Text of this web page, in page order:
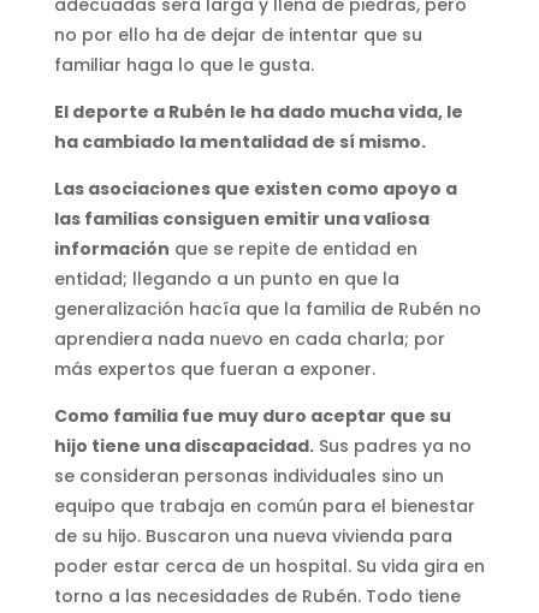
adecuadas será larga y llena de piedras, pero
no por ello ha de dejar de intentar que su
familiar haga lo que le gusta.
El deporte a Rubén le ha dado mucha vida, le
ha cambiado la mentalidad de sí mismo.
Las asociaciones que existen como apoyo a
las familias consiguen emitir una valiosa
información que se repite de entidad en
entidad; llegando a un punto en que la
generalización hacía que la familia de Rubén no
aprendiera nada nuevo en cada charla; por
más expertos que fueran a exponer.
Como familia fue muy duro aceptar que su
hijo tiene una discapacidad.Sus padres ya no
se consideran personas individuales sino un
equipo que trabaja en común para el bienestar
de su hijo. Buscaron una nueva vivienda para
poder estar cerca de un hospital. Su vida gira en
torno a las necesidades de Rubén. Todo tiene